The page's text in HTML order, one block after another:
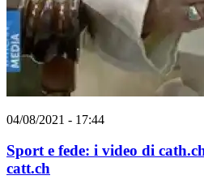
04/08/2021 - 17:44
Sport e fede: i video di
catt.ch